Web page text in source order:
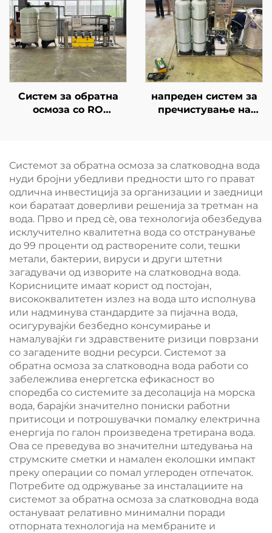
контейнери,
постројка за
десолинизација на
морска вода
филтрациски систем
за пиење во фарма и
куќа
Систем за обратна
осмоза со RO
третман на вода и
филтрациски систем
за пиење во фарма и
куќа
напреден систем за
пречистување на
индустријална
филтрација на
подземна и река
вода, со сертификати
CE и ISO
Системот за обратна осмоза за слатководна вода
нуди бројни убедливи предности што го прават
одлична инвестиција за организации и заедници
кои баратаат доверливи решенија за третман на
вода. Прво и пред сè, ова технологија обезбедува
исклучително квалитетна вода со отстранување
до 99 проценти од растворените соли, тешки
метали, бактерии, вируси и други штетни
загадувачи од изворите на слатководна вода.
Корисниците имаат корист од постојан,
висококвалитетен излез на вода што исполнува
или надминува стандардите за пијачна вода,
осигурувајќи безбедно консумирање и
намалувајќи ги здравствените ризици поврзани
со загадените водни ресурси. Системот за
обратна осмоза за слатководна вода работи со
забележлива енергетска ефикасност во
споредба со системите за десолација на морска
вода, барајќи значително пониски работни
притисоци и потрошувачки помалку електрична
енергија по галон произведена третирана вода.
Ова се преведува во значителни штедувања на
струмските сметки и намален еколошки импакт
преку операции со помал углероден отпечаток.
Потребите од одржување за инсталациите на
системот за обратна осмоза за слатководна вода
остануваат релативно минимални поради
отпорната технологија на мембраните и